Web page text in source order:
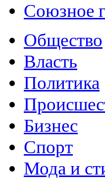
Союзное
Общество
Власть
Политика
Бизнес
Спорт
Мода и